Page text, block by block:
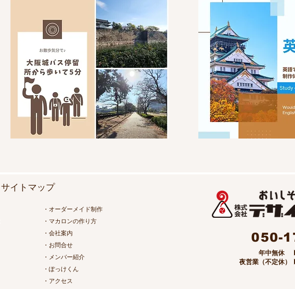
​サイトマップ
・オーダーメイド制作
・マカロンの作り方
・会社案内
・お問合せ
・メンバー紹介
・ぽっけくん
​・アクセス
050-
年中無休 ▶
夜営業（不定休